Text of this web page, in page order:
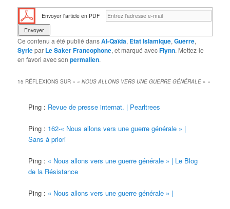
Envoyer l'article en PDF
Ce contenu a été publié dansAl-Qaïda, Etat Islamique,Guerre,
Syriepar Le Saker Francophone, et marqué avecFlynn. Mettez-le
en favori avec sonpermalien.
15 RÉFLEXIONS SUR « «NOUS ALLONS VERS UNE GUERRE GÉNÉRALE » »
Ping : Revue de presse internat. | Pearltrees
Ping : 162-« Nous allons vers une guerre générale » |
Sans à priori
Ping : « Nous allons vers une guerre générale » | Le Blog
de la Résistance
Ping : « Nous allons vers une guerre générale » |